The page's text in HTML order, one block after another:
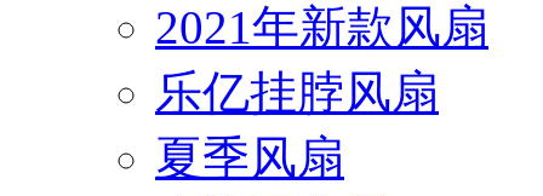
2021年新款风扇
乐亿挂脖风扇
夏季风扇